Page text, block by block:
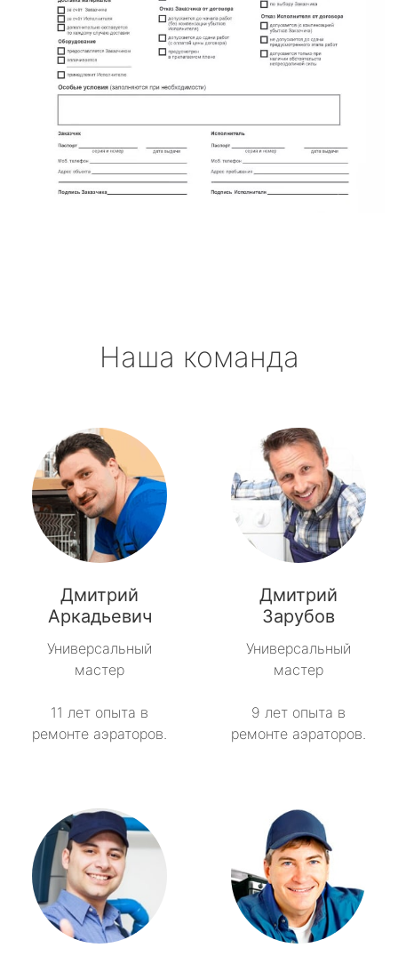
Наша команда
Дмитрий
Аркадьевич
Универсальный
мастер
11 лет опыта в
ремонте аэраторов.
Дмитрий
Зарубов
Универсальный
мастер
9 лет опыта в
ремонте аэраторов.